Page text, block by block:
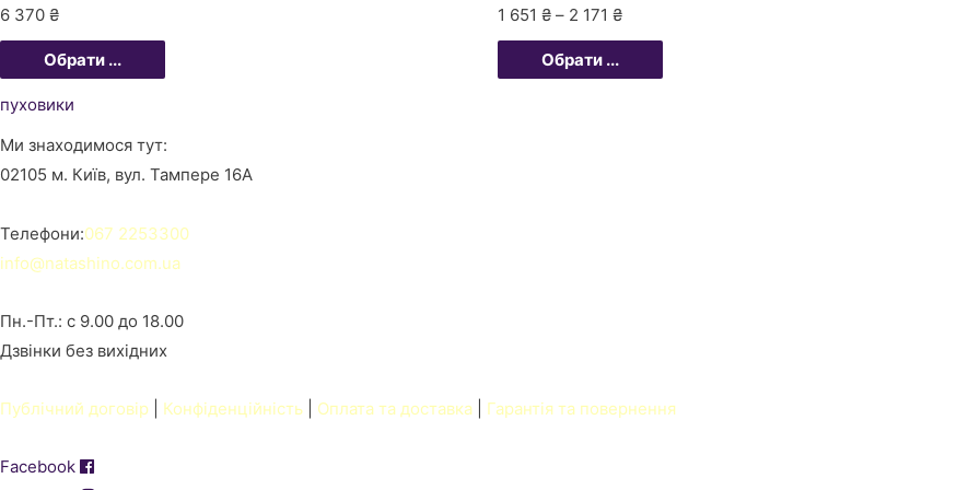
6 370 ₴
Обрати ...
пуховики
1 651 ₴– 2 171 ₴
Обрати ...
Ми знаходимося тут:
02105 м. Київ, вул. Тампере 16А
Телефони:067 2253300
info@natashino.com.ua
Пн.-Пт.: с 9.00 до 18.00
Дзвінки без вихідних
Публічний договір Конфіденційність Оплата та доставка Гарантія та повернення
Facebook